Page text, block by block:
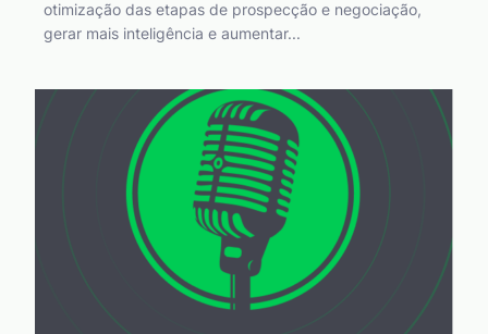
otimização das etapas de prospecção e negociação,
gerar mais inteligência e aumentar...